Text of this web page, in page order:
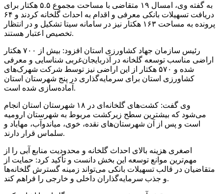
به گفته وی، امسال ۱۹ متقاضی با مساحت مجموع ۵.۵ هکتار برای
دریافت تسهیلات بانکی معرفی و اقدام به احداث گلخانه کردند و ۶۴
پرونده به مساحت ۱۶۳ هکتار نیز در سامانه سیتا تشکیل و در انتظار
تخصیص اعتبار هستند.
رئیس سازمان جهاد کشاورزی استان افزود: بیش از ۷۰۰ هکتار
اراضی مناسب توسعه گلخانه در آذربایجان‌غربی شناسایی و معرفی
شده و ۵۷۰ هکتار از این اراضی نیز توسط شرکت شهرک‌های
کشاورزی استان برای سرمایه‌گذاری در پنج شهرستان استان
آماده‌سازی شده است.
وی گفت: کشت‌های گلخانه‌ای در ۱۸ شهرستان استان انجام
می‌شود که بیشترین سطح زیرکشت مربوط به شهرستان ارومیه
است و پس از آن شهرستان‌های نقده، خوی، میاندوآب، مهاباد و
سلماس قرار دارند.
اصغری هزینه بالای احداث گلخانه و محدودیت منابع آبی را از
مهم‌ترین موانع توسعه این بخش دانست و تأکید کرد: حمایت از
متقاضیان در قالب تسهیلات بانکی می‌تواند زمینه گسترش گلخانه‌ها
و جذب سرمایه‌گذاران داخلی و خارجی را فراهم کند.